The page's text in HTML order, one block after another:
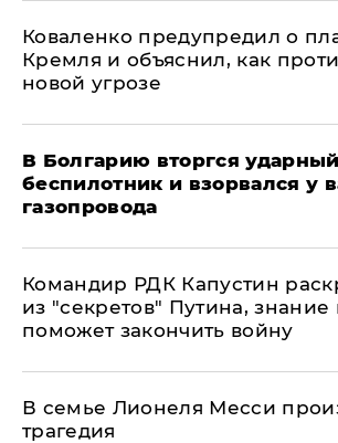
Коваленко предупредил о
Кремля и объяснил, как
новой угрозе
В Болгарию вторгся ударный
беспилотник и взорвался у
газопровода
Командир РДК Капустин
из "секретов" Путина, знание
поможет закончить войну
В семье Лионеля Месси
трагедия